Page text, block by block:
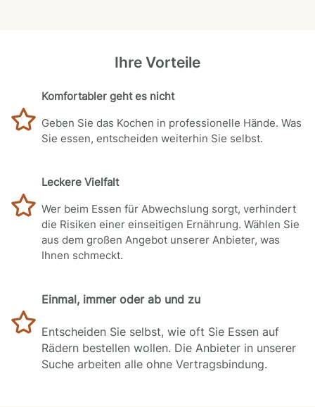
Ihre Vorteile
Komfortabler geht es nicht
Geben Sie das Kochen in professionelle Hände. Was
Sie essen, entscheiden weiterhin Sie selbst.
Leckere Vielfalt
Wer beim Essen für Abwechslung sorgt, verhindert
die Risiken einer einseitigen Ernährung. Wählen Sie
aus dem großen Angebot unserer Anbieter, was
Ihnen schmeckt.
Einmal, immer oder ab und zu
Entscheiden Sie selbst, wie oft Sie Essen auf
Rädern bestellen wollen. Die Anbieter in unserer
Suche arbeiten alle ohne Vertragsbindung.